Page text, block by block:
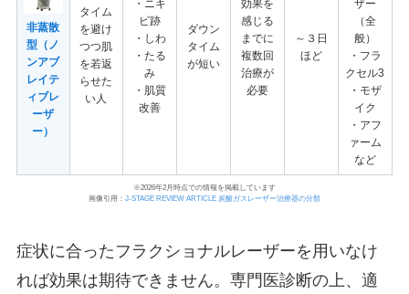
非蒸散
型（ノ
ンアブ
レイテ
ィブレ
ーザ
ー）
タイム
を避け
つつ肌
を若返
らせた
い人
・ニキ
ビ跡
・しわ
・たる
み
・肌質
改善
ダウン
タイム
が短い
効果を
感じる
までに
複数回
治療が
必要
～３日
ほど
ザー
（全
般）
・フラ
クセル3
・モザ
イク
・アフ
ァーム
など
※2026年2月時点での情報を掲載しています
画像引用 ： J-STAGE REVIEW ARTICLE 炭酸ガスレーザー治療器の分類
症状に合ったフラクショナルレーザーを用いなけ
れば効果は期待できません。専門医診断の上、適